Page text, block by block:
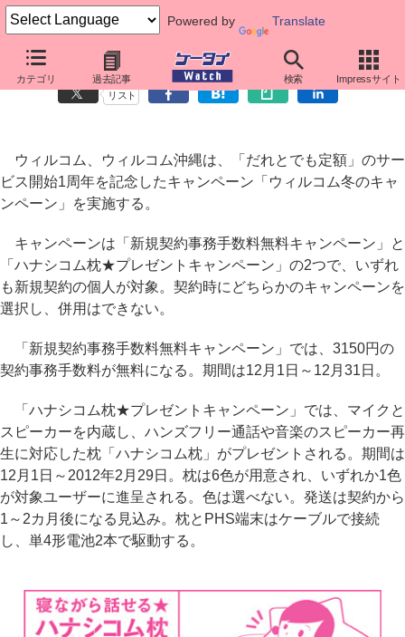
Powered by Translate
カテゴリ 過去記事 検索 Impressサイト
ウィルコム、通話できる枕がプレゼントされる冬のキャンペーン
リスト
ウィルコム、ウィルコム沖縄は、「だれとでも定額」のサー
ビス開始1周年を記念したキャンペーン「ウィルコム冬のキャ
ンペーン」を実施する。
キャンペーンは「新規契約事務手数料無料キャンペーン」と
「ハナシコム枕★プレゼントキャンペーン」の2つで、いずれ
も新規契約の個人が対象。契約時にどちらかのキャンペーンを
選択し、併用はできない。
「新規契約事務手数料無料キャンペーン」では、3150円の
契約事務手数料が無料になる。期間は12月1日～12月31日。
「ハナシコム枕★プレゼントキャンペーン」では、マイクと
スピーカーを内蔵し、ハンズフリー通話や音楽のスピーカー再
生に対応した枕「ハナシコム枕」がプレゼントされる。期間は
12月1日～2012年2月29日。枕は6色が用意され、いずれか1色
が対象ユーザーに進呈される。色は選べない。発送は契約から
1～2カ月後になる見込み。枕とPHS端末はケーブルで接続
し、単4形電池2本で駆動する。